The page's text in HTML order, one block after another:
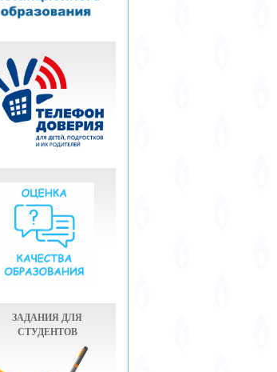
ЗАДАНИЯ ДЛЯ
СТУДЕНТОВ